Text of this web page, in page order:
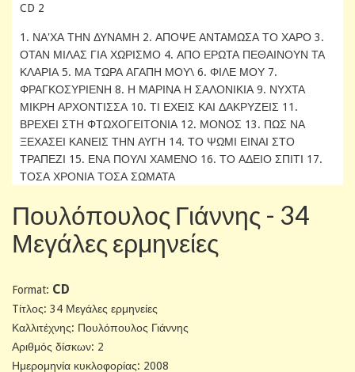
CD 2
1. ΝΑ'ΧΑ ΤΗΝ ΔΥΝΑΜΗ 2. ΑΠΟΨΕ ΑΝΤΑΜΩΣΑ ΤΟ ΧΑΡΟ 3.
ΟΤΑΝ ΜΙΛΑΣ ΓΙΑ ΧΩΡΙΣΜΟ 4. ΑΠΟ ΕΡΩΤΑ ΠΕΘΑΙΝΟΥΝ ΤΑ
ΚΛΑΡΙΑ 5. ΜΑ ΤΩΡΑ ΑΓΑΠΗ ΜΟΥ\ 6. ΦΙΛΕ ΜΟΥ 7.
ΦΡΑΓΚΟΣΥΡΙΕΝΗ 8. Η ΜΑΡΙΝΑ Η ΣΑΛΟΝΙΚΙΑ 9. ΝΥΧΤΑ
ΜΙΚΡΗ ΑΡΧΟΝΤΙΣΣΑ 10. ΤΙ ΕΧΕΙΣ ΚΑΙ ΔΑΚΡΥΖΕΙΣ 11.
ΒΡΕΧΕΙ ΣΤΗ ΦΤΩΧΟΓΕΙΤΟΝΙΑ 12. ΜΟΝΟΣ 13. ΠΩΣ ΝΑ
ΞΕΧΑΣΕΙ ΚΑΝΕΙΣ ΤΗΝ ΑΥΓΗ 14. ΤΟ ΨΩΜΙ ΕΙΝΑΙ ΣΤΟ
ΤΡΑΠΕΖΙ 15. ΕΝΑ ΠΟΥΛΙ ΧΑΜΕΝΟ 16. ΤΟ ΑΔΕΙΟ ΣΠΙΤΙ 17.
ΤΟΣΑ ΧΡΟΝΙΑ ΤΟΣΑ ΣΩΜΑΤΑ
Πουλόπουλος Γιάννης - 34
Μεγάλες ερμηνείες
Format: CD
Tίτλος: 34 Μεγάλες ερμηνείες
Καλλιτέχνης: Πουλόπουλος Γιάννης
Αριθμός δίσκων: 2
Ημερομηνία κυκλοφορίας: 2008